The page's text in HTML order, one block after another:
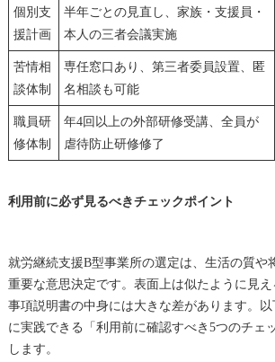
個別支
援計画
半年ごとの見直し、家族・支援員・
本人の三者会議実施
苦情相
談体制
専任窓口あり、第三者委員設置、匿
名相談も可能
職員研
修体制
年4回以上の外部研修受講、全員が
虐待防止研修修了
利用前に必ず見るべきチェックポイント
就労継続支援B型事業所の選定は、生活の質や
重要な意思決定です。表面上は似たように見
事項説明書の中身には大きな差があります。
に実践できる「利用前に確認すべき5つのチェ
します。